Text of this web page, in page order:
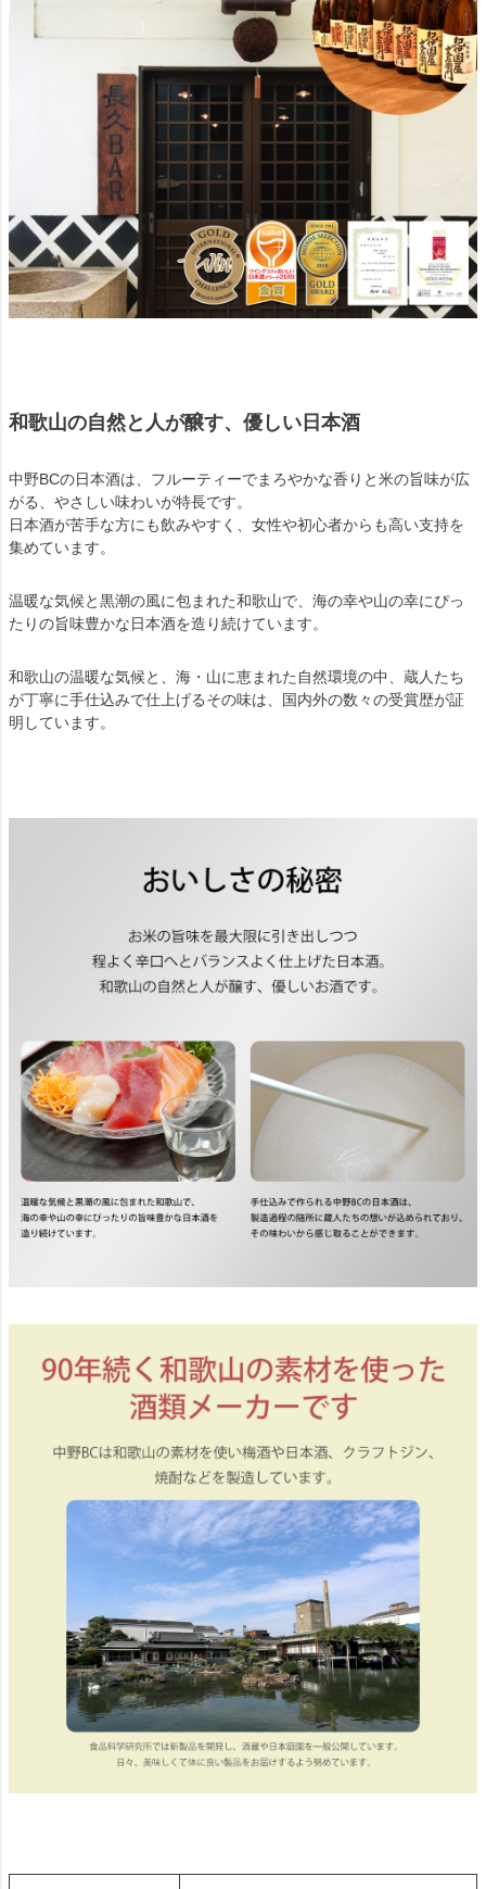
和歌山の自然と人が醸す、優しい日本酒
中野BCの日本酒は、フルーティーでまろやかな香りと米の旨味が広
がる、やさしい味わいが特長です。
日本酒が苦手な方にも飲みやすく、女性や初心者からも高い支持を
集めています。
温暖な気候と黒潮の風に包まれた和歌山で、海の幸や山の幸にぴっ
たりの旨味豊かな日本酒を造り続けています。
和歌山の温暖な気候と、海・山に恵まれた自然環境の中、蔵人たち
が丁寧に手仕込みで仕上げるその味は、国内外の数々の受賞歴が証
明しています。